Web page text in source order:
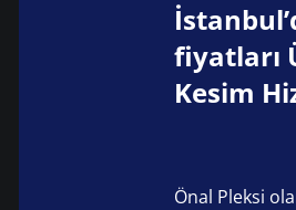
fiyatları
Kesim
Önal Pleksi